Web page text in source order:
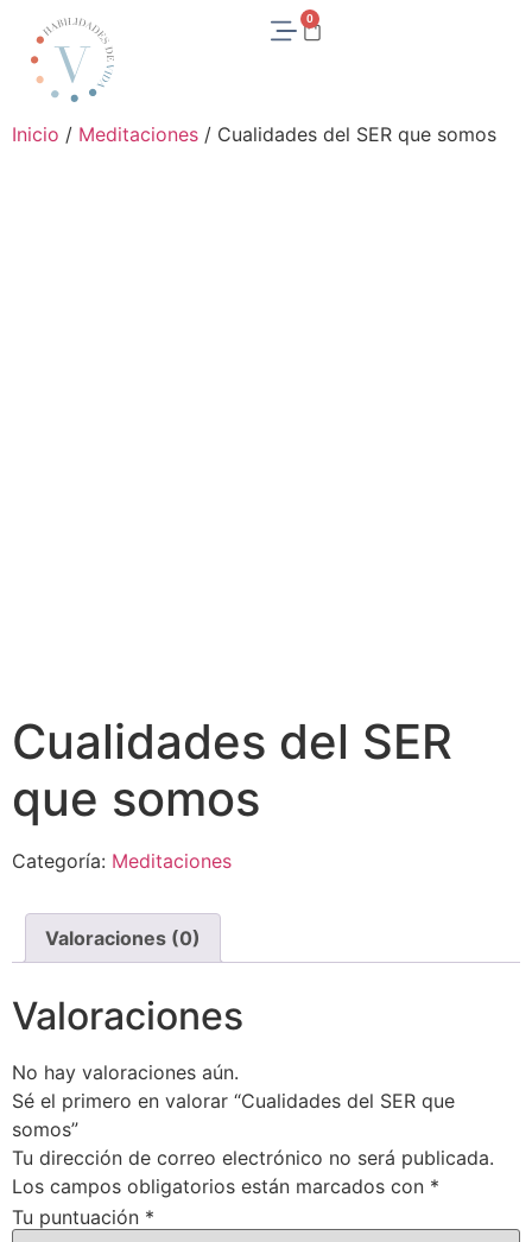
0
Inicio / Meditaciones / Cualidades del SER que somos
Cualidades del SER
que somos
Categoría: Meditaciones
Valoraciones (0)
Valoraciones
No hay valoraciones aún.
Sé el primero en valorar “Cualidades del SER que
somos”
Tu dirección de correo electrónico no será publicada.
Los campos obligatorios están marcados con *
Tu puntuación *